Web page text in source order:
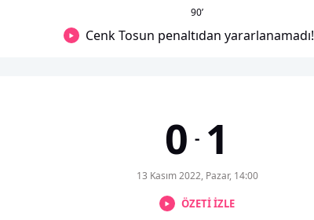
90’
Cenk Tosun penaltıdan yararlanamadı!
0 - 1
13 Kasım 2022, Pazar, 14:00
ÖZETİ İZLE